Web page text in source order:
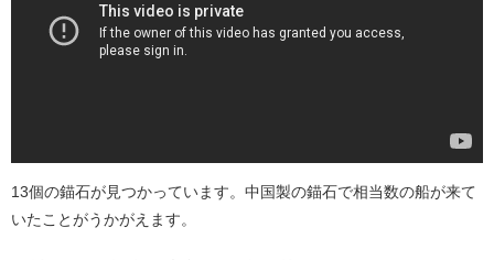
13個の錨石が見つかっています。中国製の錨石で相当数の船が来て
いたことがうかがえます。